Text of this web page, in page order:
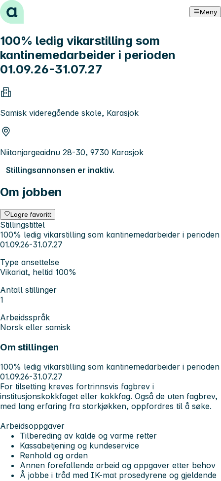
Hopp til innhold Meny
100% ledig vikarstilling som
kantinemedarbeider i perioden
01.09.26-31.07.27
Samisk videregående skole, Karasjok
Niitonjargeaidnu 28-30, 9730 Karasjok
Stillingsannonsen er inaktiv.
Om jobben
Lagre favoritt
Stillingstittel
100% ledig vikarstilling som kantinemedarbeider i perioden
01.09.26-31.07.27
Type ansettelse
Vikariat, heltid 100%
Antall stillinger
1
Arbeidsspråk
Norsk eller samisk
Om stillingen
100% ledig vikarstilling som kantinemedarbeider i perioden
01.09.26-31.07.27
For tilsetting kreves fortrinnsvis fagbrev i
institusjonskokkfaget eller kokkfag. Også de uten fagbrev,
med lang erfaring fra storkjøkken, oppfordres til å søke.
Arbeidsoppgaver
Tilbereding av kalde og varme retter
Kassabetjening og kundeservice
Renhold og orden
Annen forefallende arbeid og oppgaver etter behov
Å jobbe i tråd med IK-mat prosedyrene og gjeldende